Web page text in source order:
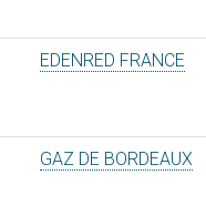
EDENRED FRANCE
GAZ DE BORDEAUX